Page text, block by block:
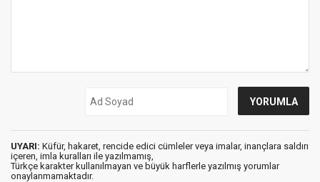
UYARI: Küfür, hakaret, rencide edici cümleler veya imalar, inançlara saldırı
içeren, imla kuralları ile yazılmamış,
Türkçe karakter kullanılmayan ve büyük harflerle yazılmış yorumlar
onaylanmamaktadır.